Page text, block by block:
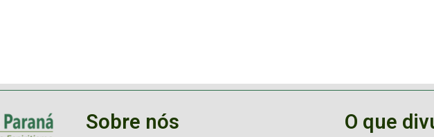
Sobre nós O que